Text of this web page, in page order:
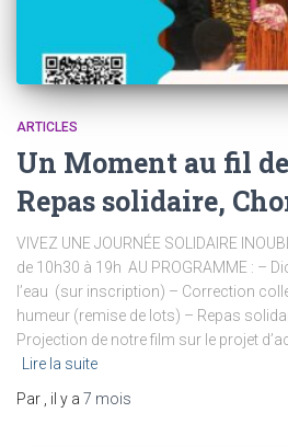
ARTICLES
Un Moment au fil de
Repas solidaire,
VIVEZ UNE JOURNÉE SOLIDAIRE
de 10h30 à 19h AU PROGRAMME : –
l’eau (sur inscription) – Correction
humeur (remise de lots) – Repas
Projection de notre film sur le projet
Lire la suite
Par
, il y a 7 mois